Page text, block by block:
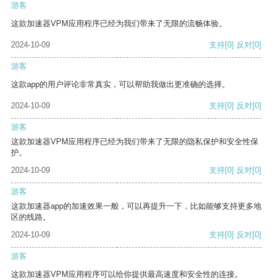
游客
这款加速器VPM应用程序已经为我们带来了无限的流畅体验。
2024-10-09 支持[0] 反对[0]
游客
这款app的用户评论非常真实，可以帮助我做出更准确的选择。
2024-10-09 支持[0] 反对[0]
游客
这款加速器VPM应用程序已经为我们带来了无限的隐私保护和安全性保
护。
2024-10-09
支持[0] 反对[0]
游客
这款加速器app的加速效果一般，可以再提升一下，比如能够支持更多地
区的线路。
2024-10-09
支持[0] 反对[0]
游客
这款加速器VPM应用程序可以给你提供最高速度和安全性的连接。